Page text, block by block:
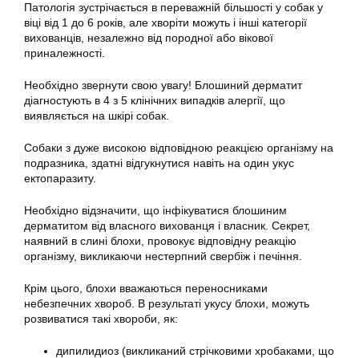
Патологія зустрічається в переважній більшості у собак у
віці від 1 до 6 років, але хворіти можуть і інші категорії
вихованців, незалежно від породної або вікової
приналежності.
Необхідно звернути свою увагу! Блошиний дерматит
діагностують в 4 з 5 клінічних випадків алергії, що
виявляється на шкірі собак.
Собаки з дуже високою відповідною реакцією організму на
подразника, здатні відгукнутися навіть на один укус
ектопаразиту.
Необхідно відзначити, що інфікуватися блошиним
дерматитом від власного вихованця і власник. Секрет,
наявний в слині блохи, провокує відповідну реакцію
організму, викликаючи нестерпний свербіж і печіння.
Крім цього, блохи вважаються переносниками
небезпечних хвороб. В результаті укусу блохи, можуть
розвиватися такі хвороби, як:
дипилидиоз (викликаний стрічковими хробаками, що